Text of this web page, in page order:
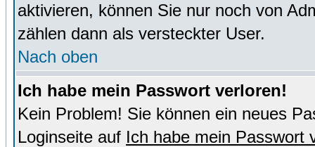
aktivieren, können Sie nur noch von
zählen dann als versteckter User.
Nach oben
Ich habe mein Passwort verloren!
Kein Problem! Sie können ein neues
Loginseite auf Ich habe mein Passwort